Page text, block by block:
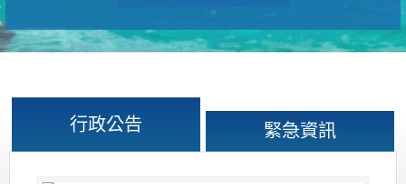
行政公告 緊急資訊